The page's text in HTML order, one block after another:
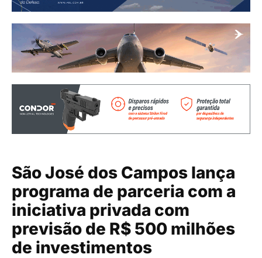
São José dos Campos lança
programa de parceria com a
iniciativa privada com
previsão de R$ 500 milhões
de investimentos